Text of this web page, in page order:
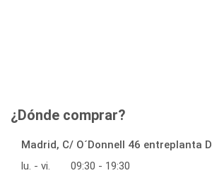
¿Dónde comprar?
Madrid, C/ O´Donnell 46 entreplanta D
lu. - vi.
09:30 - 19:30